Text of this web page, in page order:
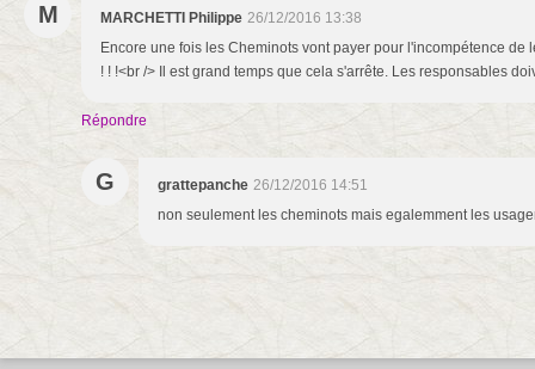
M MARCHETTI Philippe 26/12/2016 13:38
Encore une fois les Cheminots vont payer pour l'incompétence de
! ! !<br /> Il est grand temps que cela s'arrête. Les responsables
Répondre
G grattepanche 26/12/2016 14:51
non seulement les cheminots mais egalemment les